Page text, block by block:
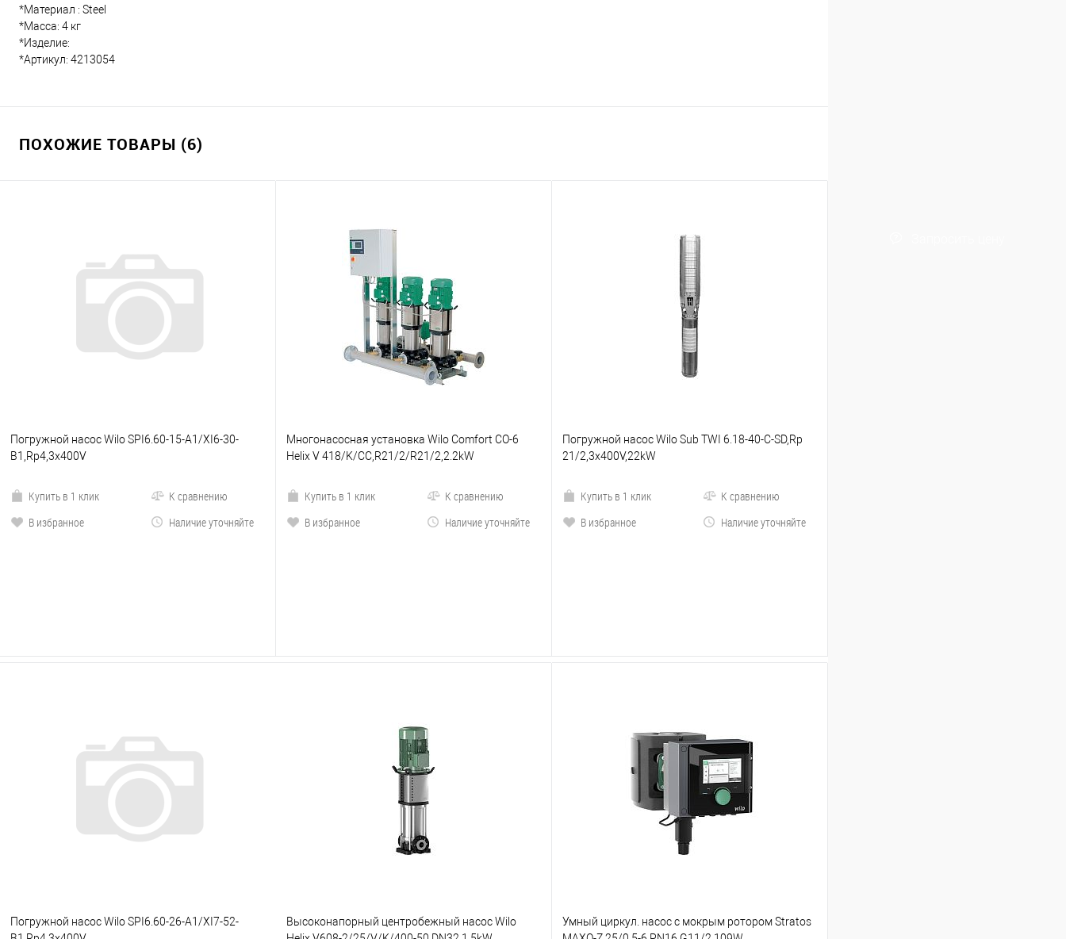
*Материал : Steel
*Масса: 4 кг
*Изделие:
*Артикул: 4213054
ПОХОЖИЕ ТОВАРЫ (6)
Погружной насос Wilo SPI6.60-15-A1/XI6-30-
B1,Rp4,3x400V
Купить в 1 клик
К сравнению
В избранное
Наличие уточняйте
Многонасосная установка Wilo Comfort CO-6
Helix V 418/K/CC,R21/2/R21/2,2.2kW
Купить в 1 клик
К сравнению
В избранное
Наличие уточняйте
Погружной насос Wilo Sub TWI 6.18-40-C-SD,Rp
21/2,3x400V,22kW
Купить в 1 клик
К сравнению
В избранное
Наличие уточняйте
Погружной насос Wilo SPI6.60-26-A1/XI7-52-
Высоконапорный центробежный насос Wilo
Умный циркул. насос с мокрым ротором Stratos